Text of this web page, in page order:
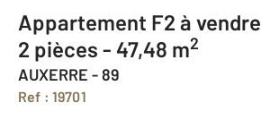
Appartement F2 à vendre
2 pièces - 47,48 m2
AUXERRE - 89
Ref : 19701